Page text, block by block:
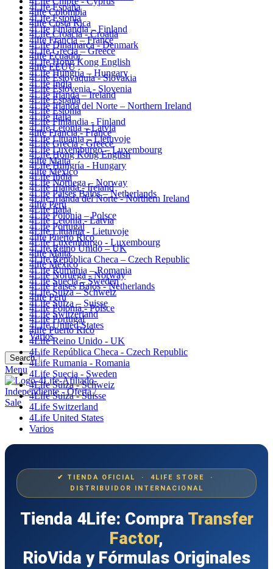
4Life España
4Life Estonia
4Life Finlandia – Finland
4life Francia – France
4Life Grecia – Greece
4Life Hong Kong English
4Life Hungría – Hungary
4Life India
4Life Irlanda – Ireland
4Life Irlanda del Norte – Northern Ireland
4Life Italia
4Life Letonia – Latvia
4Life Lituania – Lietuvoje
4Life Luxemburgo – Luxembourg
4life Malta
4life México
4Life Noruega – Norway
4Life Paises Bajos – Netherlands
4life Perú
4Life Polonia – Polsce
4Life Portugal
4life Puerto Rico
4Life Reino Unido – UK
4Life República Checa – Czech Republic
4Life Rumania – Romania
4Life Suecia – Sweden
4Life Suiza – Schweiz
4Life Suiza – Suisse
4Life Switzerland
4Life United States
Varios
Search
Menu
4life Colombia
4life Costa Rica
4Life Croacia - Croatia
4Life Dinamarca - Denmark
4life Ecuador
4life EEUU
4Life Eslovaquia - Slovakia
4Life Eslovenia - Slovenia
4Life España
4Life Estonia
4Life Finlandia - Finland
4life Francia - France
4Life Grecia - Greece
4Life Hong Kong English
4Life Hungría - Hungary
4Life India
4Life Irlanda - Ireland
4Life Irlanda del Norte - Northern Ireland
4Life Italia
4Life Letonia - Latvia
4Life Lituania - Lietuvoje
4Life Luxemburgo - Luxembourg
4life Malta
4life México
4Life Noruega - Norway
4Life Paises Bajos - Netherlands
4life Perú
4Life Polonia - Polsce
4Life Portugal
4life Puerto Rico
4Life Reino Unido - UK
4Life República Checa - Czech Republic
4Life Rumania - Romania
4Life Suecia - Sweden
4Life Suiza - Schweiz
4Life Suiza - Suisse
4Life Switzerland
4Life United States
Varios
✔ TIENDA OFICIAL · 4LIFE STORE ·
DISTRIBUIDOR INTERNACIONAL
Tienda 4Life: Compra Transfer
Factor,
RioVida y Fórmulas Originales